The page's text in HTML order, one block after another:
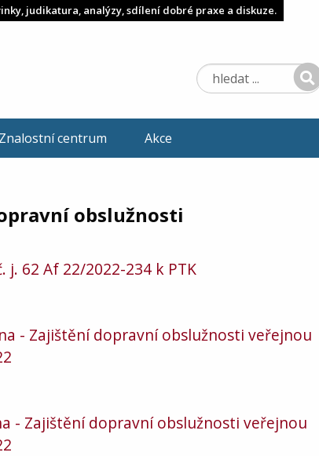
judikatura, analýzy, sdílení dobré praxe a diskuze.
Znalostní centrum Akce
obslužnosti
j. 62 Af 22/2022-234 k PTK
- Zajištění dopravní obslužnosti veřejnou
- Zajištění dopravní obslužnosti veřejnou